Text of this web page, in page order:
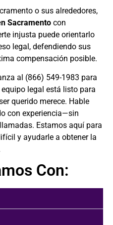
o sus alrededores,
Sacramento con
injusta puede orientarlo
legal, defendiendo sus
compensación posible.
al (866) 549-1983 para
legal está listo para
querido merece. Hable
con experiencia—sin
Estamos aquí para
y ayudarle a obtener la
Con: